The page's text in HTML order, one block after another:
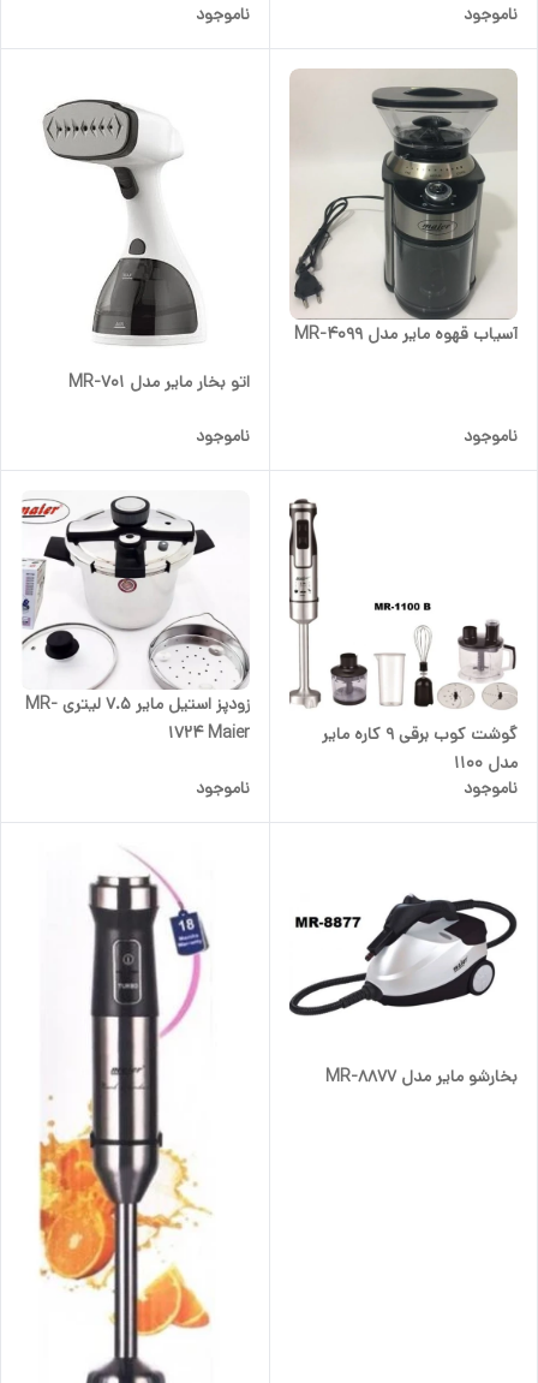
ناموجود ناموجود
آسیاب قهوه مایر مدل MR-4099
ناموجود
اتو بخار مایر مدل MR-701
ناموجود
گوشت کوب برقی 9 کاره مایر
مدل 1100
ناموجود
زودپز استیل مایر 7.5 لیتری MR-
1724 Maier
ناموجود
بخارشو مایر مدل MR-8877